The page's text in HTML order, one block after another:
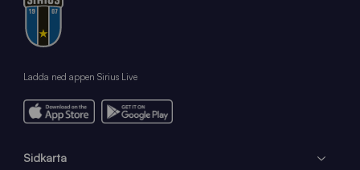
Ladda ned appen Sirius Live
Sidkarta